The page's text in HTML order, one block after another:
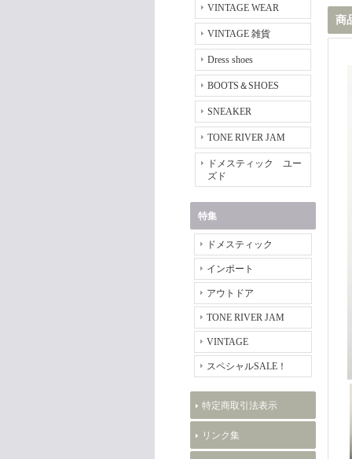
VINTAGE WEAR
VINTAGE 雑貨
Dress shoes
BOOTS＆SHOES
SNEAKER
TONE RIVER JAM
ドメスティック ユー
ズド
特集
ドメスティック
インポート
アウトドア
TONE RIVER JAM
VINTAGE
スペシャルSALE！
特定商取引法表示
リンク集
商